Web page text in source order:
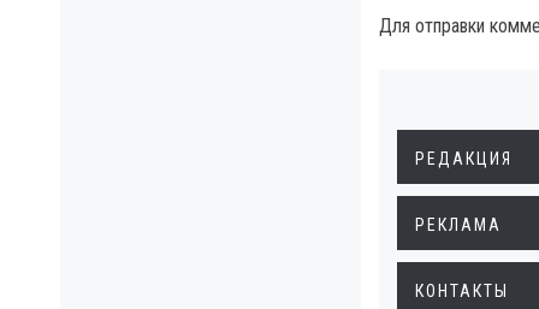
Для отправки
РЕДАКЦИЯ
РЕКЛАМА
КОНТАКТЫ